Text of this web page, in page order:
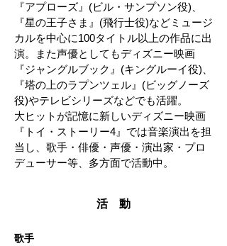
『アプローズ』(ビル・サンプソン役)、
『星の王子さま』(飛行士役)などミュージ
カルを中心に100タイトル以上の作品に出
演。また声優としてもディズニー映画
『ジャングルブック』(キングルーイ役)、
『塔の上のラプンツェル』(ビッグノーズ
役)やテレビシリーズなどでも活躍。
大ヒットが記憶に新しいディズニー映画
『トイ・ストーリー4』では音楽演出を担
当し、歌手・俳優・声優・演出家・プロ
デューサー等、多方面で活動中。
活 動
歌手